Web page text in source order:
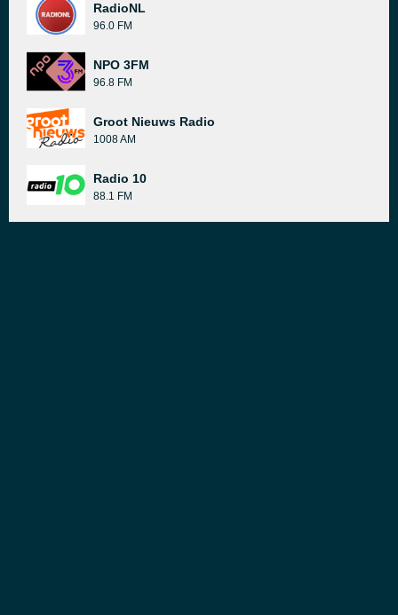
RadioNL
96.0 FM
NPO 3FM
96.8 FM
Groot Nieuws Radio
1008 AM
Radio 10
88.1 FM